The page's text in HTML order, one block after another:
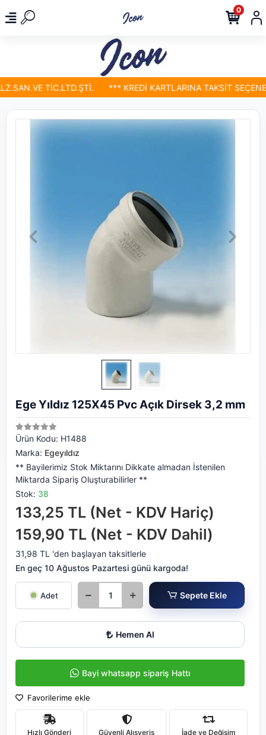
TİC.LTD.ŞTİ. *** KREDİ KARTLARINA TAKSİT
0
Ege Yıldız 125X45 Pvc Açık Dirsek 3,2 mm
Ürün Kodu: H1488
Marka: Egeyıldız
** Bayilerimiz Stok Miktarını Dikkate almadan İstenilen
Miktarda Sipariş Oluşturabilirler **
Stok: 38
133,25 TL (Net - KDV Hariç)
159,90 TL (Net - KDV Dahil)
31,98 TL 'den başlayan taksitlerle
En geç 10 Ağustos Pazartesi günü kargoda!
Adet Sepete Ekle
Hemen Al
Bayi whatsapp sipariş Hattı
Favorilerime ekle
Hızlı Gönderi Güvenli Alışveriş İade ve Değişim